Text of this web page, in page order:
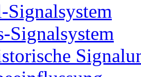
Signalsystem
Signalsystem